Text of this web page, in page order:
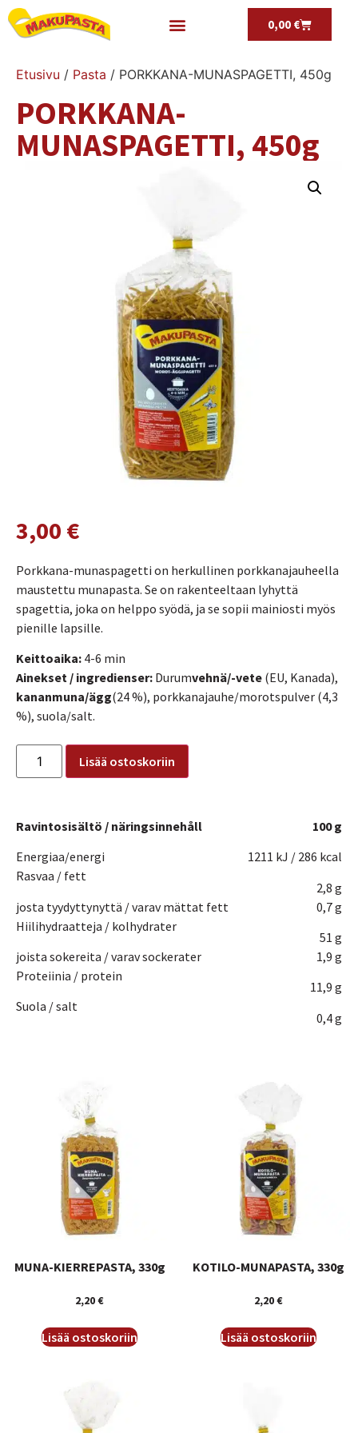
0,00 €
Etusivu / Pasta / PORKKANA-MUNASPAGETTI, 450g
PORKKANA-
MUNASPAGETTI, 450g
3,00 €
Porkkana-munaspagetti on herkullinen porkkanajauheella
maustettu munapasta. Se on rakenteeltaan lyhyttä
spagettia, joka on helppo syödä, ja se sopii mainiosti myös
pienille lapsille.
Keittoaika: 4-6 min
Ainekset / ingredienser: Durumvehnä/-vete (EU, Kanada),
kananmuna/ägg(24 %), porkkanajauhe/morotspulver (4,3
%), suola/salt.
Lisää ostoskoriin
Ravintosisältö / näringsinnehåll
100 g
Energiaa/energi
1211 kJ / 286 kcal
Rasvaa / fett
2,8 g
josta tyydyttynyttä / varav mättat fett
0,7 g
Hiilihydraatteja / kolhydrater
51 g
joista sokereita / varav sockerater
1,9 g
Proteiinia / protein
11,9 g
Suola / salt
0,4 g
MUNA-KIERREPASTA, 330g
2,20€
Lisää ostoskoriin
KOTILO-MUNAPASTA, 330g
2,20€
Lisää ostoskoriin